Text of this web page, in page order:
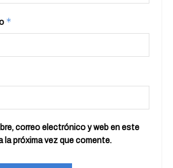
*
correo electrónico y web en este
la próxima vez que comente.